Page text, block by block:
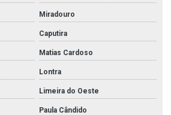
Miradouro
Caputira
Matias Cardoso
Lontra
Limeira do Oeste
Paula Cândido